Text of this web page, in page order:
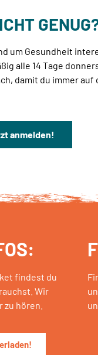
um Gesundheit
alle 14 Tage
damit du immer auf
anmelden!
findest du
Wir
hören.